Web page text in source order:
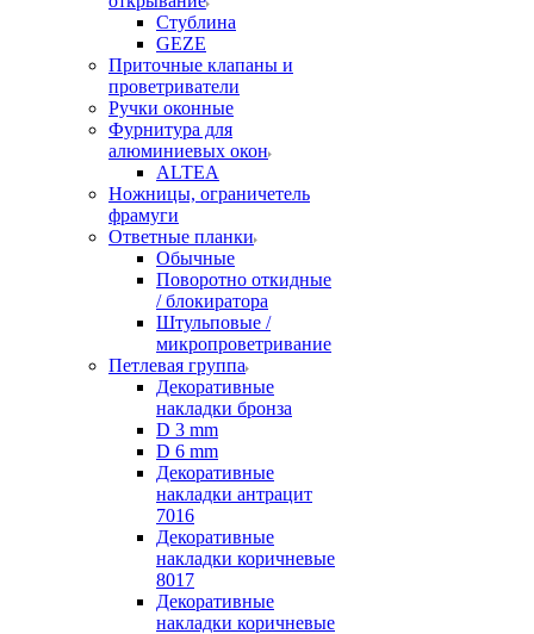
Стублина
GEZE
Приточные клапаны и
проветриватели
Ручки оконные
Фурнитура для
алюминиевых окон
ALTEA
Ножницы, ограничетель
фрамуги
Ответные планки
Обычные
Поворотно откидные
/ блокиратора
Штульповые /
микропроветривание
Петлевая группа
Декоративные
накладки бронза
D 3 mm
D 6 mm
Декоративные
накладки антрацит
7016
Декоративные
накладки коричневые
8017
Декоративные
накладки коричневые